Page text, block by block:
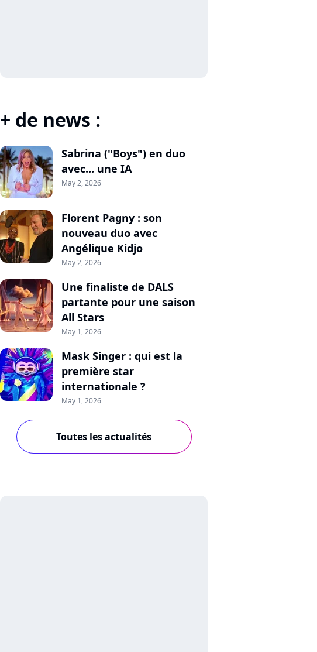
+ de news :
Sabrina ("Boys") en duo
avec... une IA
May 2, 2026
Florent Pagny : son
nouveau duo avec
Angélique Kidjo
May 2, 2026
Une finaliste de DALS
partante pour une saison
All Stars
May 1, 2026
Mask Singer : qui est la
première star
internationale ?
May 1, 2026
Toutes les actualités